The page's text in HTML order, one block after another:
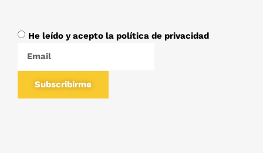
He leído y acepto la política de privacidad
Subscribirme